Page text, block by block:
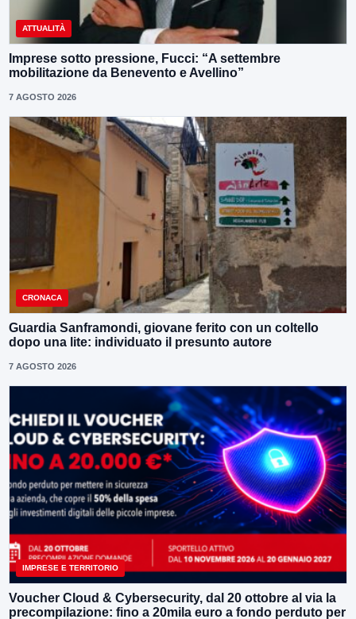
ATTUALITÀ
Imprese sotto pressione, Fucci: “A settembre
mobilitazione da Benevento e Avellino”
7 AGOSTO 2026
CRONACA
Guardia Sanframondi, giovane ferito con un coltello
dopo una lite: individuato il presunto autore
7 AGOSTO 2026
IMPRESE E TERRITORIO
Voucher Cloud & Cybersecurity, dal 20 ottobre al via la
precompilazione: fino a 20mila euro a fondo perduto per